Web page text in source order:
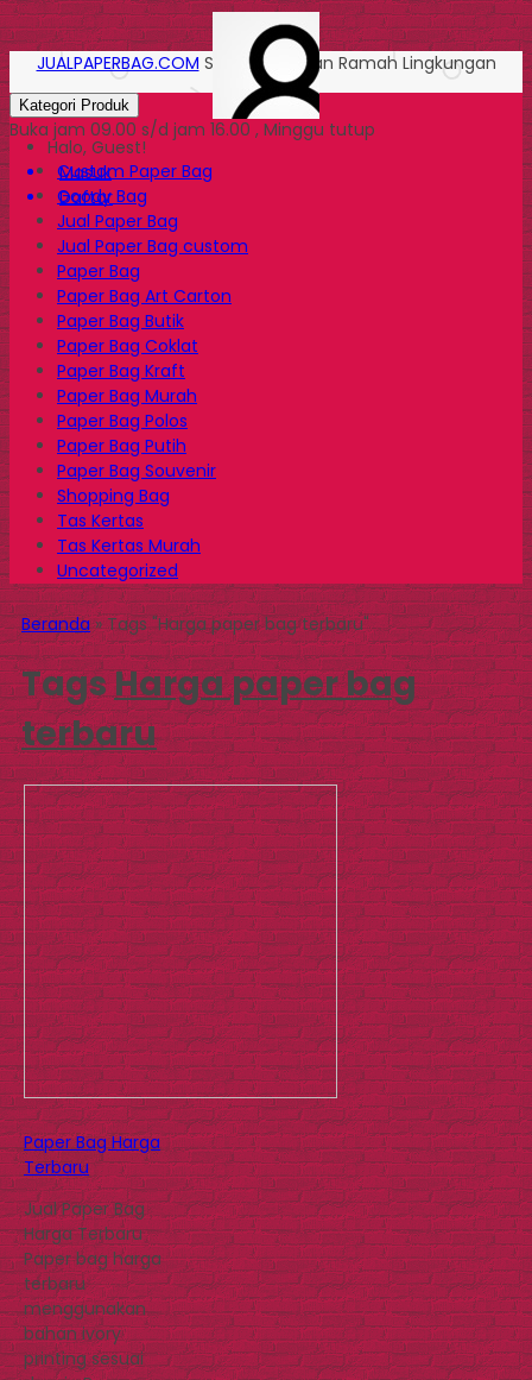
Halo, Guest!
Masuk
Daftar
JUALPAPERBAG.COM Solusi Kemasan Ramah Lingkungan
Kategori Produk
Buka jam 09.00 s/d jam 16.00 , Minggu tutup
Custom Paper Bag
Goody Bag
Jual Paper Bag
Jual Paper Bag custom
Paper Bag
Paper Bag Art Carton
Paper Bag Butik
Paper Bag Coklat
Paper Bag Kraft
Paper Bag Murah
Paper Bag Polos
Paper Bag Putih
Paper Bag Souvenir
Shopping Bag
Tas Kertas
Tas Kertas Murah
Uncategorized
Beranda»Tags "Harga paper bag terbaru"
TagsHarga paper bag
terbaru
Paper Bag Harga
Terbaru
Jual Paper Bag
Harga Terbaru
Paper bag harga
terbaru
menggunakan
bahan ivory
printing sesuai